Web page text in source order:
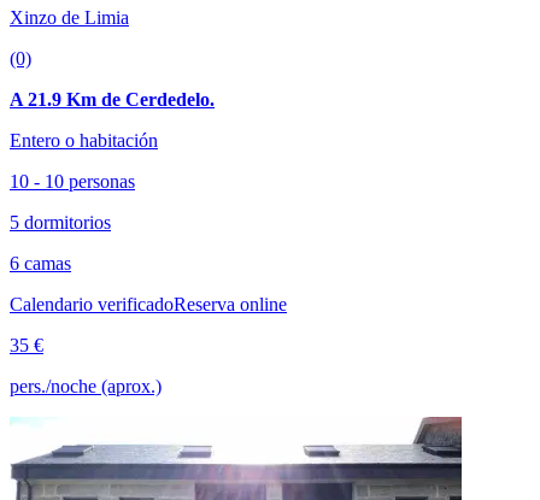
Xinzo de Limia
(0)
A 21.9 Km de Cerdedelo.
Entero o habitación
10 - 10 personas
5 dormitorios
6 camas
Calendario verificadoReserva online
35 €
pers./noche (aprox.)